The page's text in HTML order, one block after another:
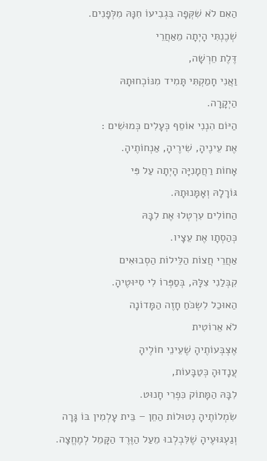
הַאִם לֹא שִׁקְּפָה בִּגְבִיעוֹ חִנָּהּ מִלְּפָנִים.
שְׁכֶנְתִּי הָיְתָה מֵאַחֲרֵי
דֶּלֶת חֵרְשָׁה,
וַאֲנִי חָמַקְתִּי תָּמִיד מִנּוֹכְחוּתָהּ
הַיְקָרָה.
הַיּוֹם הִנְנִי אוֹסֵף כְּעָלִים כְּמוּשִׁים :
אֶת עֵינֶיהָ, שִׁירֶיהָ, אַנְחוֹתֶיהָ.
אָחוֹת רַחֲמָנִיָּה הָיְתָה עַל פִּי
גּוֹרָלָהּ וְאָמָּנוּתָהּ.
הַחוֹלִים עִרְטְלוּ אֶת לִבָּהּ
כְּהַסְתָו אֶת עֵצָיו.
אַחֲרֵי חֲצוֹת הַלֵּילוֹת הַסְבוּאִים
קִבְּלַנִי צִלָּהּ, בְּסַפְּרוֹ לִי סִיּוּטֶיהָ.
הַאוּכַל לִשְכֹּחַ חָזֶה הַמָּדוֹנָה
לֹא אֵרוֹטִית
אֶצְבְּעוֹתֶיהָ שֶׁעֵינֵי חוֹלֶיהָ
עֲנָדוּהָ כְּטַבָּעוֹת,
לִבָּהּ הַמָּתוֹק כִּפְרִי חָנוּט.
שִֹמְלוֹתֶיהָ נְטוּלוֹת הַחֵן – בֵּית עָלְמִין בּוֹ גָּרָה
וְגַעְגּוּעֶיהָ שֶׁלִּבְלְבוּ מֵעַל הַוֶּרֶד הַקָּמֵל לְמֶחֱצָה.